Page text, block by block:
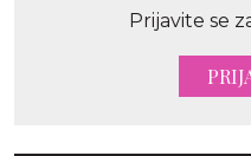
Prijavite se